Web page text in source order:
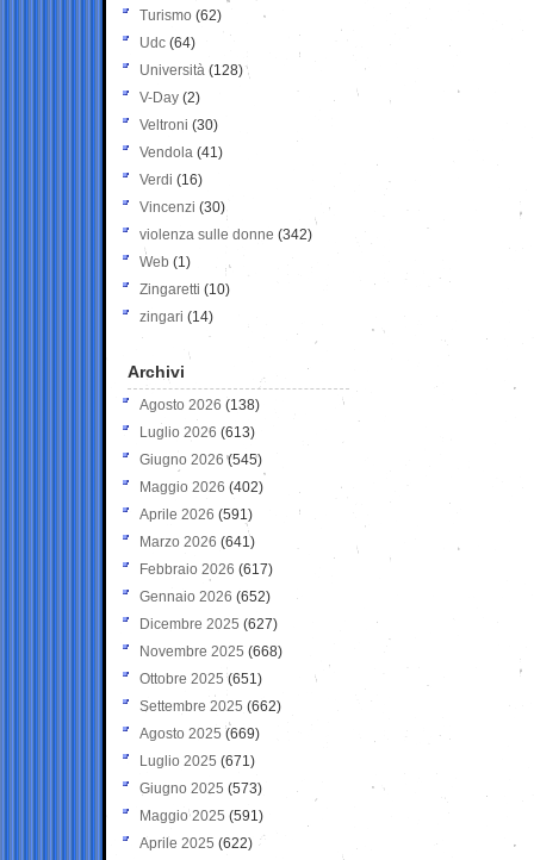
Turismo (62)
Udc (64)
Università (128)
V-Day (2)
Veltroni (30)
Vendola (41)
Verdi (16)
Vincenzi (30)
violenza sulle donne (342)
Web (1)
Zingaretti (10)
zingari (14)
Archivi
Agosto 2026 (138)
Luglio 2026 (613)
Giugno 2026 (545)
Maggio 2026 (402)
Aprile 2026 (591)
Marzo 2026 (641)
Febbraio 2026 (617)
Gennaio 2026 (652)
Dicembre 2025 (627)
Novembre 2025 (668)
Ottobre 2025 (651)
Settembre 2025 (662)
Agosto 2025 (669)
Luglio 2025 (671)
Giugno 2025 (573)
Maggio 2025 (591)
Aprile 2025 (622)